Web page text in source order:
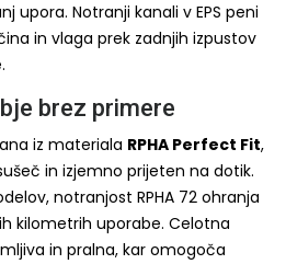
upora. Notranji kanali v EPS peni
in vlaga prek zadnjih izpustov
brez primere
iz materiala RPHA Perfect Fit,
in izjemno prijeten na dotik.
notranjost RPHA 72 ohranja
kilometrih uporabe. Celotna
in pralna, kar omogoča